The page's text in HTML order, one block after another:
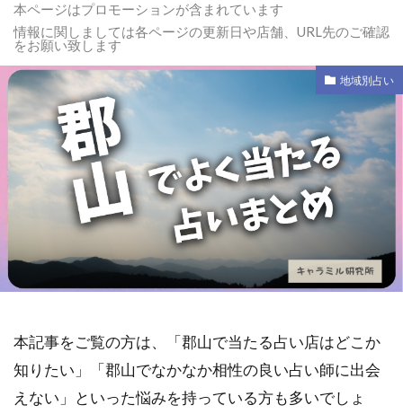
本ページはプロモーションが含まれています
情報に関しましては各ページの更新日や店舗、URL先のご確認
をお願い致します
地域別占い
本記事をご覧の方は、「郡山で当たる占い店はどこか
知りたい」「郡山でなかなか相性の良い占い師に出会
えない」といった悩みを持っている方も多いでしょ